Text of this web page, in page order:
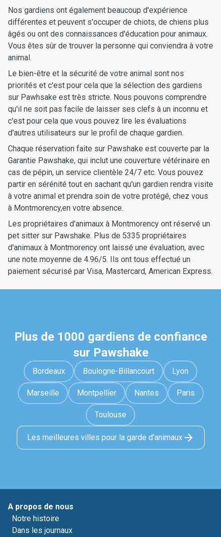
Nos gardiens ont également beaucoup d'expérience
différentes et peuvent s'occuper de chiots, de chiens plus
âgés ou ont des connaissances d'éducation pour animaux.
Vous êtes sûr de trouver la personne qui conviendra à votre
animal.
Le bien-être et la sécurité de votre animal sont nos
priorités et c'est pour cela que la sélection des gardiens
sur Pawhsake est très stricte. Nous pouvons comprendre
qu'il ne soit pas facile de laisser ses clefs à un inconnu et
c'est pour cela que vous pouvez lire les évaluations
d'autres utilisateurs sur le profil de chaque gardien.
Chaque réservation faite sur Pawshake est couverte par la
Garantie Pawshake, qui inclut une couverture vétérinaire en
cas de pépin, un service clientèle 24/7 etc. Vous pouvez
partir en sérénité tout en sachant qu'un gardien rendra visite
à votre animal et prendra soin de votre protégé, chez vous
à Montmorency,en votre absence.
Les propriétaires d'animaux à Montmorency ont réservé un
pet sitter sur Pawshake. Plus de 5335 propriétaires
d'animaux à Montmorency ont laissé une évaluation, avec
une note moyenne de 4.96/5. Ils ont tous effectué un
paiement sécurisé par Visa, Mastercard, American Express.
Plus de 1000 gardiens de confiance
sur Pawshake
Bordeaux Boulogne-Billancourt Lyon
Marseille Montpellier Nantes Paris
Toulouse
Les meilleures villes pour la garde d'animaux
A propos de nous
Notre histoire
Dans les journaux